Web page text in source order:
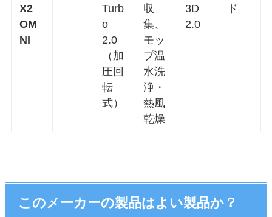
X2
OM
NI
Turb
o
2.0
（加
圧回
転
式）
収
集、
モッ
プ温
水洗
浄・
熱風
乾燥
3D
2.0
ド
このメーカーの製品はよい製品か？